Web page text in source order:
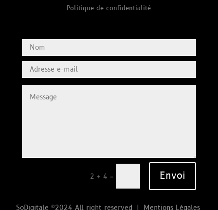
Politique de confidentialité
2 + 4 = Envoi
SoDigitale ©2024 All right reserved | Mentions Légales